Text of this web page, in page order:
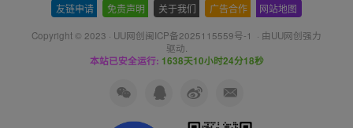
友链申请 免责声明 关于我们 广告合作 网站地图
Copyright © 2023 · UU网创闽ICP备2025115559号-1 · 由UU网创强力
驱动.
本站已安全运行: 1638天10小时24分19秒